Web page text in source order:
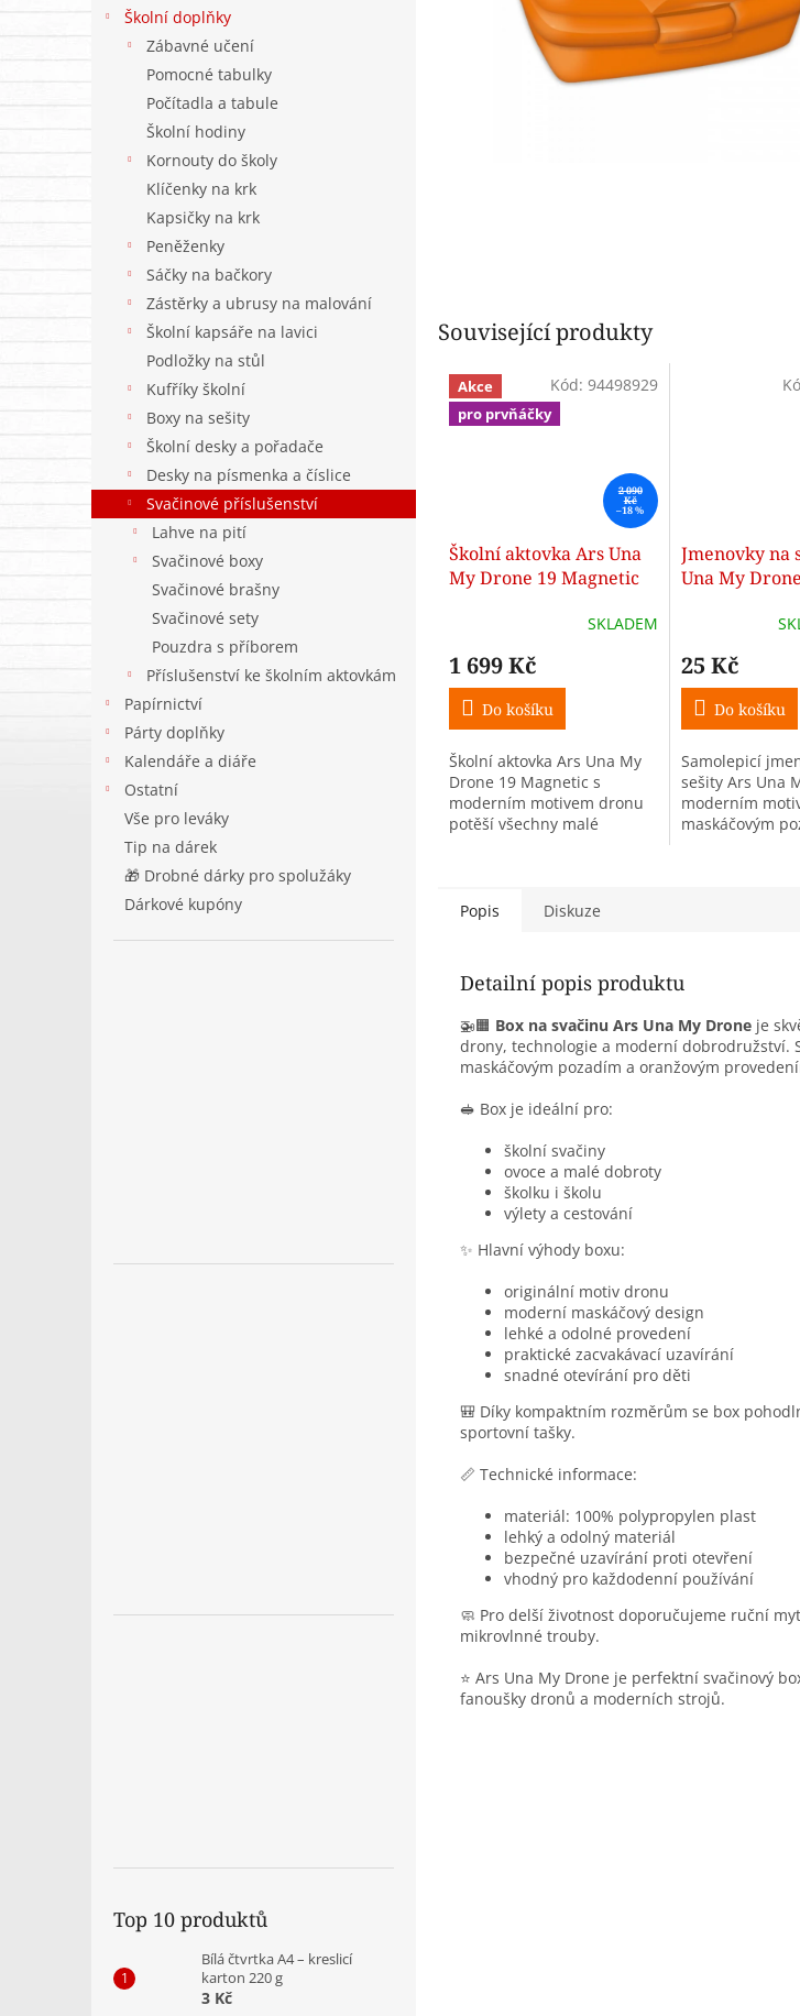
Školní doplňky
Zábavné učení
Pomocné tabulky
Počítadla a tabule
Školní hodiny
Kornouty do školy
Klíčenky na krk
Kapsičky na krk
Peněženky
Sáčky na bačkory
Zástěrky a ubrusy na malování
Školní kapsáře na lavici
Podložky na stůl
Kufříky školní
Boxy na sešity
Školní desky a pořadače
Desky na písmenka a číslice
Svačinové příslušenství
Lahve na pití
Svačinové boxy
Svačinové brašny
Svačinové sety
Pouzdra s příborem
Příslušenství ke školním aktovkám
Papírnictví
Párty doplňky
Kalendáře a diáře
Ostatní
Vše pro leváky
Tip na dárek
🎁 Drobné dárky pro spolužáky
Dárkové kupóny
Top 10 produktů
Bílá čtvrtka A4 – kreslicí
karton 220 g
3 Kč
Související produkty
Akce
pro prvňáčky
2 090
Kč
–18 %
Školní aktovka Ars Una
My Drone 19 Magnetic
SKLADEM
1 699 Kč
Do košíku
Školní aktovka Ars Una My
Drone 19 Magnetic s
moderním motivem dronu
potěší všechny malé
magnetické zapínání a...
Kód: 94498929
Jmenovky na
Una My
25 Kč
Do košíku
Samolepicí
sešity Ars Una
moderním
maskáčovým
Popis Diskuze
Detailní popis produktu
🚁🟧 Box na svačinu Ars Una My Drone je
drony, technologie a moderní dobrodružství.
maskáčovým pozadím a oranžovým
🥪 Box je ideální pro:
školní svačiny
ovoce a malé dobroty
školku i školu
výlety a cestování
✨ Hlavní výhody boxu:
originální motiv dronu
moderní maskáčový design
lehké a odolné provedení
praktické zacvakávací uzavírání
snadné otevírání pro děti
🎒 Díky kompaktním rozměrům se box
sportovní tašky.
📏 Technické informace:
materiál: 100% polypropylen plast
lehký a odolný materiál
bezpečné uzavírání proti otevření
vhodný pro každodenní používání
🧼 Pro delší životnost doporučujeme ruční
mikrovlnné trouby.
⭐ Ars Una My Drone je perfektní svačinový
fanoušky dronů a moderních strojů.